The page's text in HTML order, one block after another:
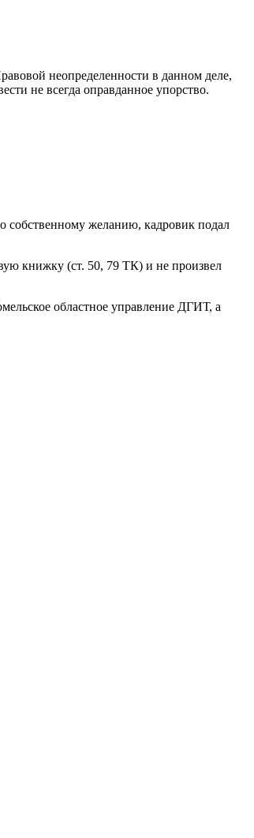
неопределенности в данном деле,
не всегда оправданное упорство.
собственному желанию, кадровик подал
книжку (ст. 50, 79 ТК) и не произвел
областное управление ДГИТ, а